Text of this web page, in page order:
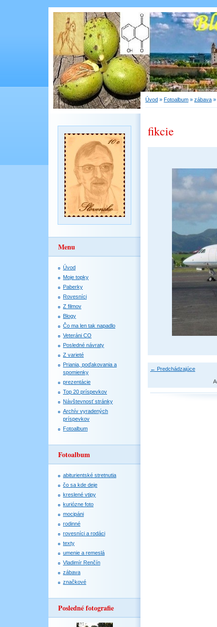
Menu
Úvod
Moje topky
Paberky
Rovesníci
Z filmov
Blogy
Čo ma len tak napadlo
Veteráni CO
Posledné návraty
Z varieté
Priania, poďakovania a
spomienky
prezentácie
Top 20 príspevkov
Návštevnosť stránky
Archív vyradených
príspevkov
Fotoalbum
Fotoalbum
abiturientské stretnutia
čo sa kde deje
kreslené vtipy
kuriózne foto
mocipáni
rodinné
rovesníci a rodáci
texty
umenie a remeslá
Vladimír Renčín
zábava
značkové
Posledné fotografie
Úvod » Fotoalbum » zábava »
fikcie
← Predchádzajúce